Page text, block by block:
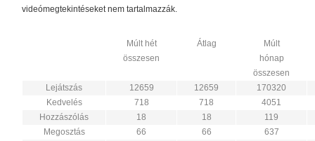
videómegtekintéseket nem tartalmazzák.
Múlt hét
összesen
Átlag
Múlt
hónap
összesen
Lejátszás
12659 12659
170320
Kedvelés
718 718
4051
Hozzászólás
18 18
119
Megosztás
66 66
637